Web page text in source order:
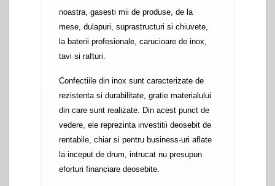
noastra, gasesti mii de produse, de la
mese, dulapuri, suprastructuri si chiuvete,
la baterii profesionale, carucioare de inox,
tavi si rafturi.
Confectiile din inox sunt caracterizate de
rezistenta si durabilitate, gratie materialului
din care sunt realizate. Din acest punct de
vedere, ele reprezinta investitii deosebit de
rentabile, chiar si pentru business-uri aflate
la inceput de drum, intrucat nu presupun
eforturi financiare deosebite.